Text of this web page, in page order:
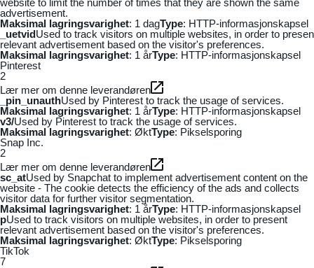
advertisement.
Maksimal lagringsvarighet: 1 dagType: HTTP-informasjonskapsel
_uetvidUsed to track visitors on multiple websites, in order to
relevant advertisement based on the visitor's preferences.
Maksimal lagringsvarighet: 1 årType: HTTP-informasjonskapsel
Pinterest
2
Lær mer om denne leverandøren
_pin_unauthUsed by Pinterest to track the usage of services.
Maksimal lagringsvarighet: 1 årType: HTTP-informasjonskapsel
v3/Used by Pinterest to track the usage of services.
Maksimal lagringsvarighet: ØktType: Pikselsporing
Snap Inc.
2
Lær mer om denne leverandøren
sc_atUsed by Snapchat to implement advertisement content on the
website - The cookie detects the efficiency of the ads and collects
visitor data for further visitor segmentation.
Maksimal lagringsvarighet: 1 årType: HTTP-informasjonskapsel
pUsed to track visitors on multiple websites, in order to present
relevant advertisement based on the visitor's preferences.
Maksimal lagringsvarighet: ØktType: Pikselsporing
TikTok
7